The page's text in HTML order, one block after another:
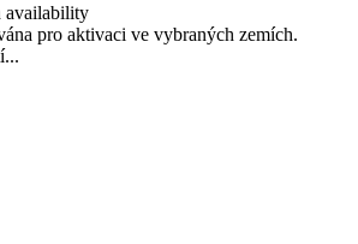
availability
pro aktivaci ve vybraných zemích.